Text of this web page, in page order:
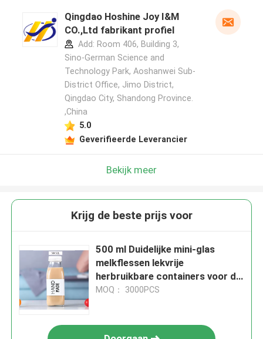
Qingdao Hoshine Joy I&M
CO.,Ltd fabrikant profiel
Add: Room 406, Building 3,
Sino-German Science and
Technology Park, Aoshanwei Sub-
District Office, Jimo District,
Qingdao City, Shandong Province.
,China
5.0
Geverifieerde Leverancier
Bekijk meer
Krijg de beste prijs voor
500 ml Duidelijke mini-glas
melkflessen lekvrije
herbruikbare containers voor de
opslag van verse melk
MOQ： 3000PCS